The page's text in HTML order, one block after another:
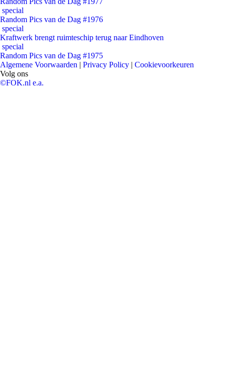
special
Random Pics van de Dag #1976
special
Kraftwerk brengt ruimteschip terug naar Eindhoven
special
Random Pics van de Dag #1975
Algemene Voorwaarden | Privacy Policy | Cookievoorkeuren
Volg ons
©FOK.nl e.a.